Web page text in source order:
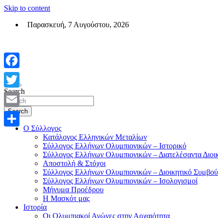
Skip to content
Παρασκευή, 7 Αυγούστου, 2026
Επίσημη σελίδα του θεσμικού φορεά των Ελλήνων Ολυμπιονικών
Search
Search
Ο Σύλλογος
Κατάλογος Ελληνικών Μεταλίων
Σύλλογος Ελλήνων Ολυμπιονικών – Ιστορικό
Σύλλογος Ελλήνων Ολυμπιονικών – Διατελέσαντα
Αποστολή & Στόχοι
Σύλλογος Ελλήνων Ολυμπιονικών – Διοικητικό
Σύλλογος Ελλήνων Ολυμπιονικών – Ισολογισμοί
Μήνυμα Προέδρου
Η Μασκότ μας
Ιστορία
Οι Ολυμπιακοί Αγώνες στην Αρχαιότητα
Facebook
Twitter
Email
Μοιραστείτε